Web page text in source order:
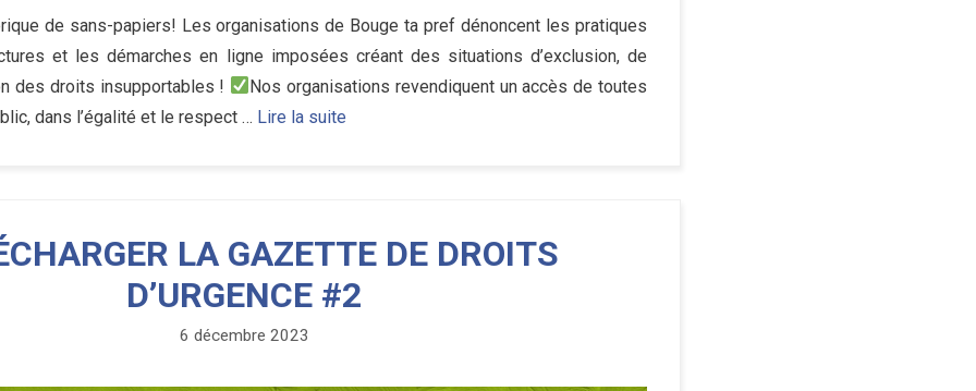
de sans-papiers! Les organisations de Bouge ta pref dénoncent les pratiques
et les démarches en ligne imposées créant des situations d’exclusion, de
des droits insupportables !
Nos organisations revendiquent un accès de toutes
dans l’égalité et le respect … Lire la suite
LA GAZETTE DE DROITS
D’URGENCE #2
6 décembre 2023